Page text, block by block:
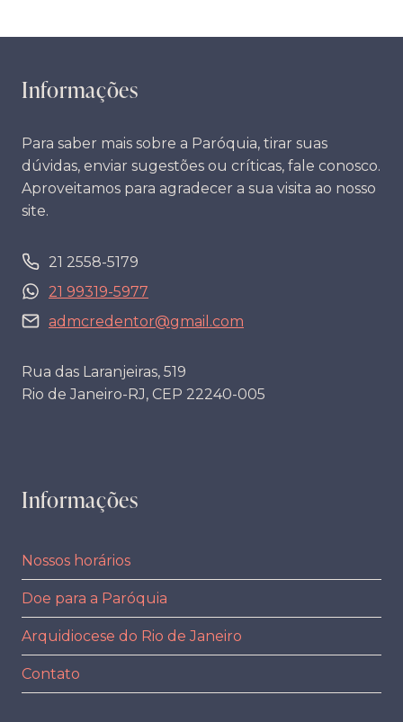
Informações
Para saber mais sobre a Paróquia, tirar suas
dúvidas, enviar sugestões ou críticas, fale conosco.
Aproveitamos para agradecer a sua visita ao nosso
site.
21 2558-5179
21 99319-5977
admcredentor@gmail.com
Rua das Laranjeiras, 519
Rio de Janeiro-RJ, CEP 22240-005
Informações
Nossos horários
Doe para a Paróquia
Arquidiocese do Rio de Janeiro
Contato